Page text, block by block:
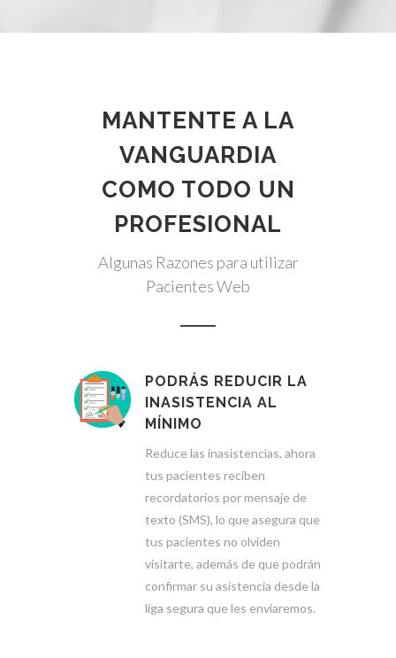
MANTENTE A LA
VANGUARDIA
COMO TODO UN
PROFESIONAL
Algunas Razones para utilizar
Pacientes Web
PODRÁS REDUCIR LA
INASISTENCIA AL
MÍNIMO
Reduce las inasistencias, ahora
tus pacientes reciben
recordatorios por mensaje de
texto (SMS), lo que asegura que
tus pacientes no olviden
visitarte, además de que podrán
confirmar su asistencia desde la
liga segura que les enviaremos.